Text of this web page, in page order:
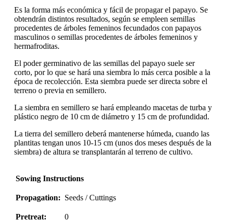
Es la forma más económica y fácil de propagar el papayo. Se
obtendrán distintos resultados, según se empleen semillas
procedentes de árboles femeninos fecundados con papayos
masculinos o semillas procedentes de árboles femeninos y
hermafroditas.
El poder germinativo de las semillas del papayo suele ser
corto, por lo que se hará una siembra lo más cerca posible a la
época de recolección. Esta siembra puede ser directa sobre el
terreno o previa en semillero.
La siembra en semillero se hará empleando macetas de turba y
plástico negro de 10 cm de diámetro y 15 cm de profundidad.
La tierra del semillero deberá mantenerse húmeda, cuando las
plantitas tengan unos 10-15 cm (unos dos meses después de la
siembra) de altura se transplantarán al terreno de cultivo.
Sowing Instructions
Propagation: Seeds / Cuttings
Pretreat: 0